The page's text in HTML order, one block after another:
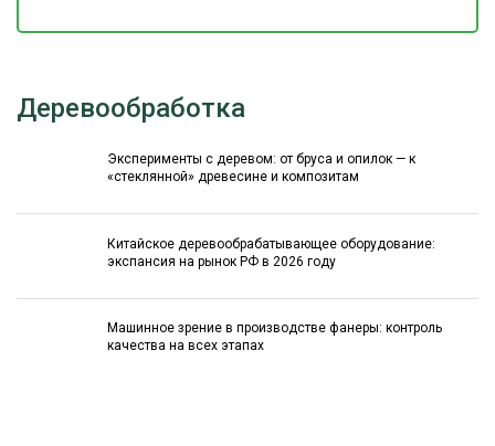
Деревообработка
Эксперименты с деревом: от бруса и опилок — к
«стеклянной» древесине и композитам
Китайское деревообрабатывающее оборудование:
экспансия на рынок РФ в 2026 году
Машинное зрение в производстве фанеры: контроль
качества на всех этапах